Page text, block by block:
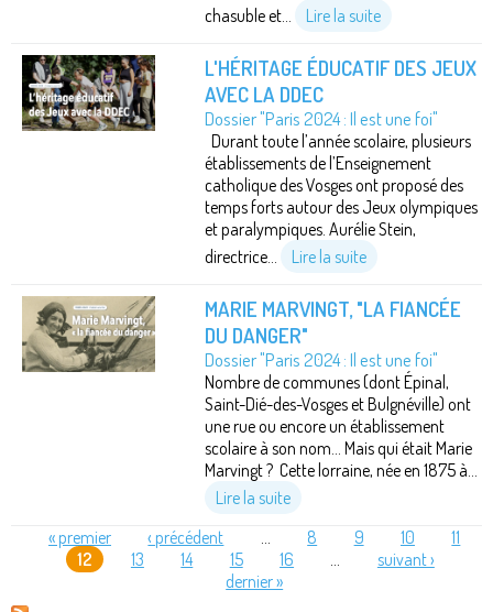
chasuble et...
Lire la suite
L'HÉRITAGE ÉDUCATIF DES JEUX
AVEC LA DDEC
Dossier "Paris 2024 : Il est une foi"
Durant toute l’année scolaire, plusieurs
établissements de l’Enseignement
catholique des Vosges ont proposé des
temps forts autour des Jeux olympiques
et paralympiques. Aurélie Stein,
directrice...
Lire la suite
MARIE MARVINGT, "LA FIANCÉE
DU DANGER"
Dossier "Paris 2024 : Il est une foi"
Nombre de communes (dont Épinal,
Saint-Dié-des-Vosges et Bulgnéville) ont
une rue ou encore un établissement
scolaire à son nom... Mais qui était Marie
Marvingt ? Cette lorraine, née en 1875 à...
Lire la suite
PAGES
« premier ‹ précédent 8 9 10
11
12
13 14 15 16
suivant ›
dernier »